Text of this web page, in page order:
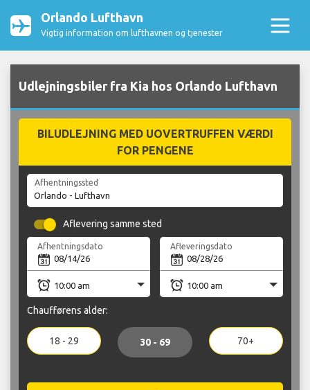
Orlando Lufthavn
Vigtig information om lufthavnen og tjenester
Udlejningsbiler fra Kia hos Orlando Lufthavn
BILUDLEJNING MED UOVERTRUFFEN VÆRDI
FOR PENGENE
Afhentningssted
Aflevering samme sted
Afhentningsdato Afleveringsdato
Chaufførens alder:
18 - 29 30 - 69 70+